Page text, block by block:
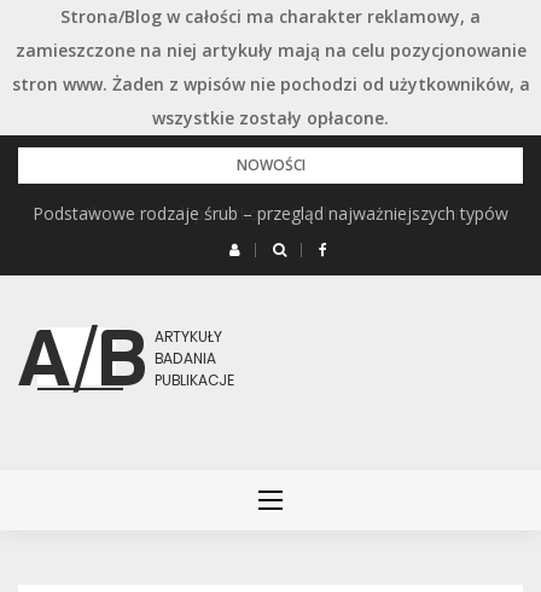
Strona/Blog w całości ma charakter reklamowy, a
zamieszczone na niej artykuły mają na celu pozycjonowanie
stron www. Żaden z wpisów nie pochodzi od użytkowników, a
wszystkie zostały opłacone.
Przejdź
do
treści
NOWOŚCI
Podstawowe rodzaje śrub – przegląd najważniejszych typów